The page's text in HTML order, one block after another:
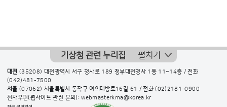
기상청 관련 누리집 펼치기
대전 (35208) 대전광역시 서구 청사로 189 정부대전청사 1동 11~14층 / 전화
(042)481-7500
서울 (07062) 서울특별시 동작구 여의대방로16길 61 / 전화(02)2181-0900
전자우편(웹사이트 관련 문의): webmasterkma@korea.kr